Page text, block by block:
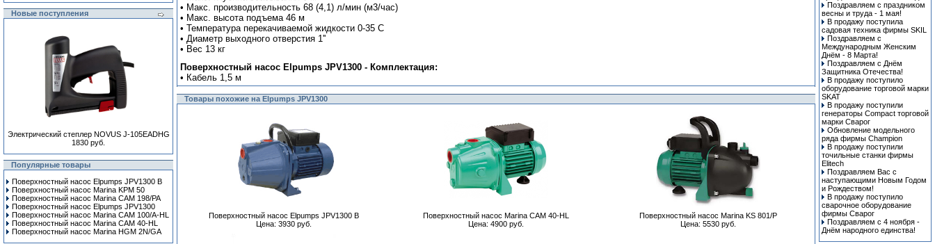
Новые поступления
Электрический степлер NOVUS J-105EADHG
1830 руб.
Популярные товары
Поверхностный насос Elpumps JPV1300 B
Поверхностный насос Marina KPM 50
Поверхностный насос Marina CAM 198/PA
Поверхностный насос Elpumps JPV1300
Поверхностный насос Marina CAM 100/A-HL
Поверхностный насос Marina CAM 40-HL
Поверхностный насос Marina HGM 2N/GA
• Макс. производительность 68 (4,1) л/мин (м3/час)
• Макс. высота подъема 46 м
• Температура перекачиваемой жидкости 0-35 C
• Диаметр выходного отверстия 1''
• Вес 13 кг
Поверхностный насос Elpumps JPV1300 - Комплектация:
• Кабель 1,5 м
Товары похожие на Elpumps JPV1300
Поверхностный насос Elpumps JPV1300 B
Цена: 3930 руб.
Поверхностный насос Marina CAM 40-HL
Цена: 4900 руб.
Поверхностный насос Marina KS 801/P
Цена: 5530 руб.
Поздравляем с праздником
весны и труда - 1 мая!
В продажу поступила
cадовая техника фирмы SKIL
Поздравляем с
Международным Женским
Днём - 8 Марта!
Поздравляем с Днём
Защитника Отечества!
В продажу поступило
оборудование торговой марки
SKAT
В продажу поступили
генераторы Compact торговой
марки Сварог
Обновление модельного
ряда фирмы Champion
В продажу поступили
точильные станки фирмы
Elitech
Поздравляем Вас с
наступающими Новым Годом
и Рождеством!
В продажу поступило
сварочное оборудование
фирмы Сварог
Поздравляем с 4 ноября -
Днём народного единства!